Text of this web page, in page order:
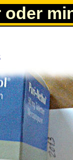
oder